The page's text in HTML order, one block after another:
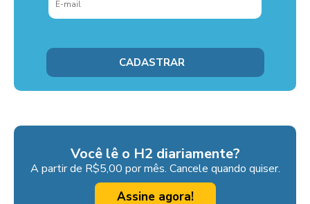
Você lê o H2 diariamente?
A partir de R$5,00 por mês. Cancele quando quiser.
Assine agora!